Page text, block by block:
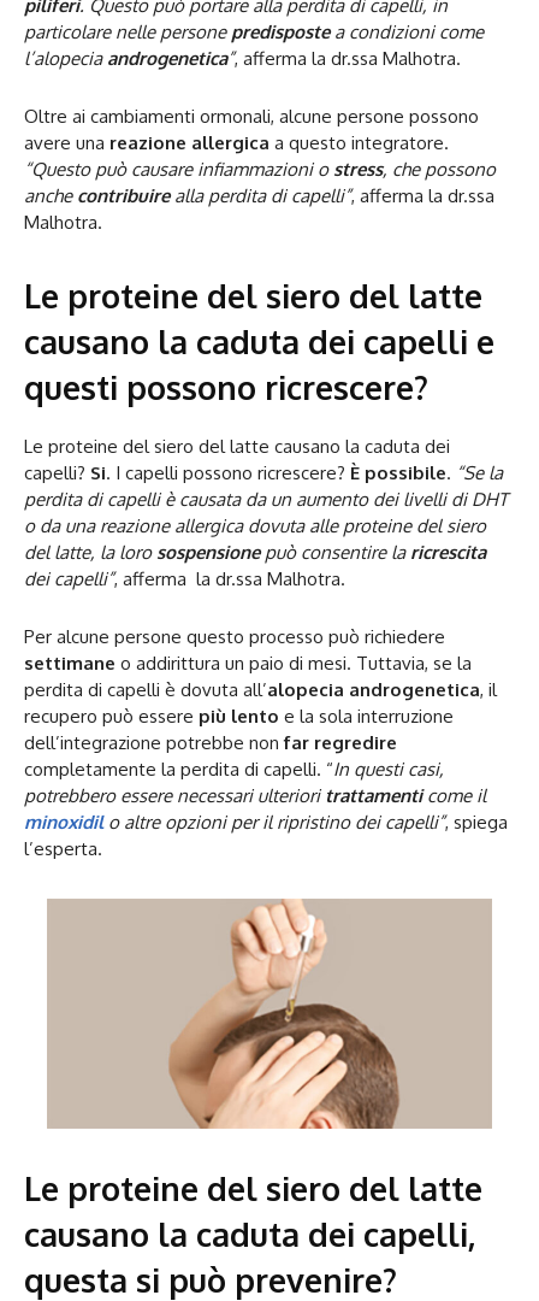
piliferi. Questo può portare alla perdita di capelli, in
particolare nelle persone predispostea condizioni come
l’alopecia androgenetica”, afferma la dr.ssa Malhotra.
Oltre ai cambiamenti ormonali, alcune persone possono
avere una reazione allergica a questo integratore.
“Questo può causare infiammazioni o stress, che possono
anche contribuirealla perdita di capelli”, afferma la dr.ssa
Malhotra.
Le proteine del siero del latte
causano la caduta dei capelli e
questi possono ricrescere?
Le proteine del siero del latte causano la caduta dei
capelli? Si. I capelli possono ricrescere? È possibile. “Se la
perdita di capelli è causata da un aumento dei livelli di DHT
o da una reazione allergica dovuta alle proteine del siero
del latte, la lorosospensionepuò consentire la ricrescita
dei capelli”, afferma la dr.ssa Malhotra.
Per alcune persone questo processo può richiedere
settimane o addirittura un paio di mesi. Tuttavia, se la
perdita di capelli è dovuta all’alopecia androgenetica, il
recupero può essere più lento e la sola interruzione
dell’integrazione potrebbe nonfar regredire
completamente la perdita di capelli. “In questi casi,
potrebbero essere necessari ulteriori trattamenticome il
minoxidilo altre opzioni per il ripristino dei capelli”, spiega
l’esperta.
Le proteine del siero del latte
causano la caduta dei capelli,
questa si può prevenire?